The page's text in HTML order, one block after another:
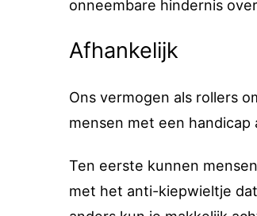
onneembare hindernis
Afhankelijk
Ons vermogen als rollers
mensen met een
Ten eerste kunnen
met het anti-kiepwieltje